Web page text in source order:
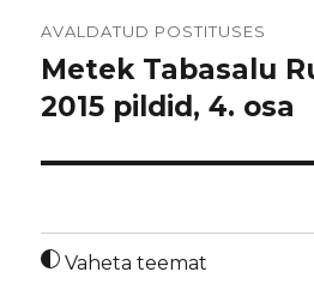
AVALDATUD POSTITUSES
Metek Tabasalu
2015 pildid, 4. osa
Vaheta teemat